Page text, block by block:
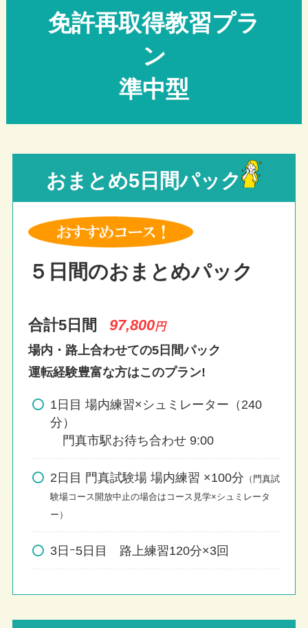
免許再取得教習プラ
ン
準中型
おまとめ5日間パック
５日間のおまとめパック
合計5日間 97,800円
場内・路上合わせての5日間パック
運転経験豊富な方はこのプラン!
1日目 場内練習×シュミレーター（240
分）
門真市駅お待ち合わせ 9:00
2日目 門真試験場 場内練習 ×100分 （門真試
験場コース開放中止の場合はコース見学×シュミレータ
ー）
3日ｰ5日目 路上練習120分×3回